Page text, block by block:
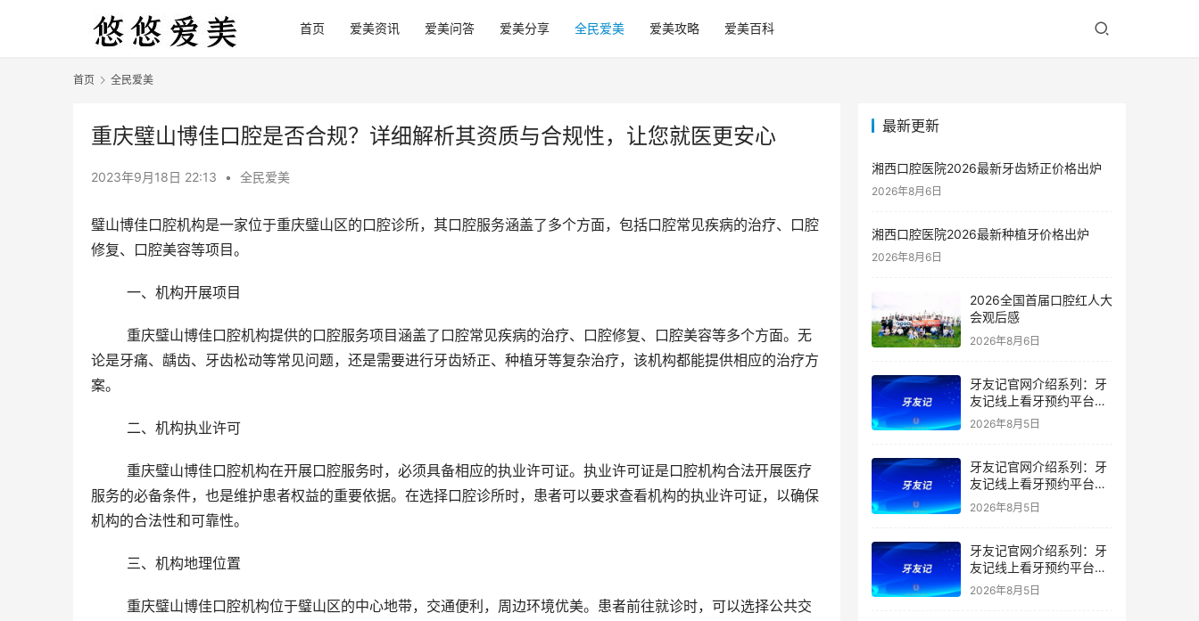
首页 爱美资讯 爱美问答 爱美分享 全民爱美 爱美攻略 爱美百科
首页 全民爱美
重庆璧山博佳口腔是否合规？详细解析其资质与合规性，让您就医更安心
2023年9月18日 22:13 • 全民爱美
璧山博佳口腔机构是一家位于重庆璧山区的口腔诊所，其口腔服务涵盖了多个方面，包括口腔常见疾病的治疗、口腔
修复、口腔美容等项目。
	一、机构开展项目
论是牙痛、龋齿、牙齿松动等常见问题，还是需要进行牙齿矫正、种植牙等复杂治疗，该机构都能提供相应的治疗方
案。
	二、机构执业许可
服务的必备条件，也是维护患者权益的重要依据。在选择口腔诊所时，患者可以要求查看机构的执业许可证，以确保
机构的合法性和可靠性。
	三、机构地理位置
最新更新
湘西口腔医院2026最新牙齿矫正价格出炉
2026年8月6日
湘西口腔医院2026最新种植牙价格出炉
2026年8月6日
2026全国首届口腔红人大
会观后感
2026年8月6日
牙友记官网介绍系列：牙
友记线上看牙预约平台是
干什么的？靠谱吗？
2026年8月5日
牙友记官网介绍系列：牙
友记线上看牙预约平台让
看牙不再靠运气
2026年8月5日
牙友记官网介绍系列：牙
友记线上看牙预约平台打
破口腔行业专业壁垒新手
2026年8月5日